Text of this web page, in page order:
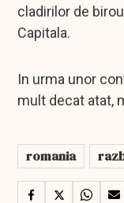
cladirilor de
Capitala.
In urma unor
mult decat atat,
romania